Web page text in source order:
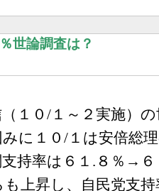
世論調査は？
１０/１～２実施）
みに１０/１は安倍総
支持率は６１.８％→
も上昇し、自民党支